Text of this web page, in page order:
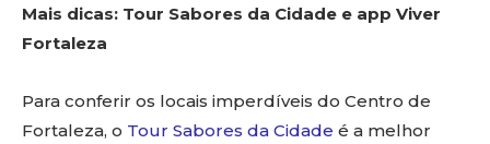
Mais dicas: Tour Sabores da Cidade e app Viver
Fortaleza
Para conferir os locais imperdíveis do Centro de
Fortaleza, o Tour Sabores da Cidade é a melhor